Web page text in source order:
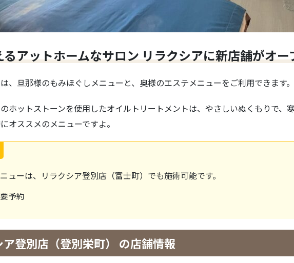
アットホームなサロン リラクシアに新店舗がオー
、旦那様のもみほぐしメニューと、奥様のエステメニューをご利用できます。
ホットストーンを使用したオイルトリートメントは、やさしいぬくもりで
オススメのメニューですよ。
ューは、リラクシア登別店（富士町）でも施術可能です。
予約
ア登別店（登別栄町） の店舗情報